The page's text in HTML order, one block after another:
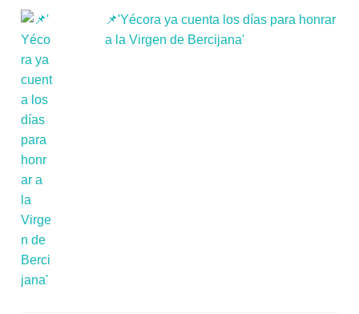
📌'Yécora ya cuenta los días para honrar
a la Virgen de Bercijana'